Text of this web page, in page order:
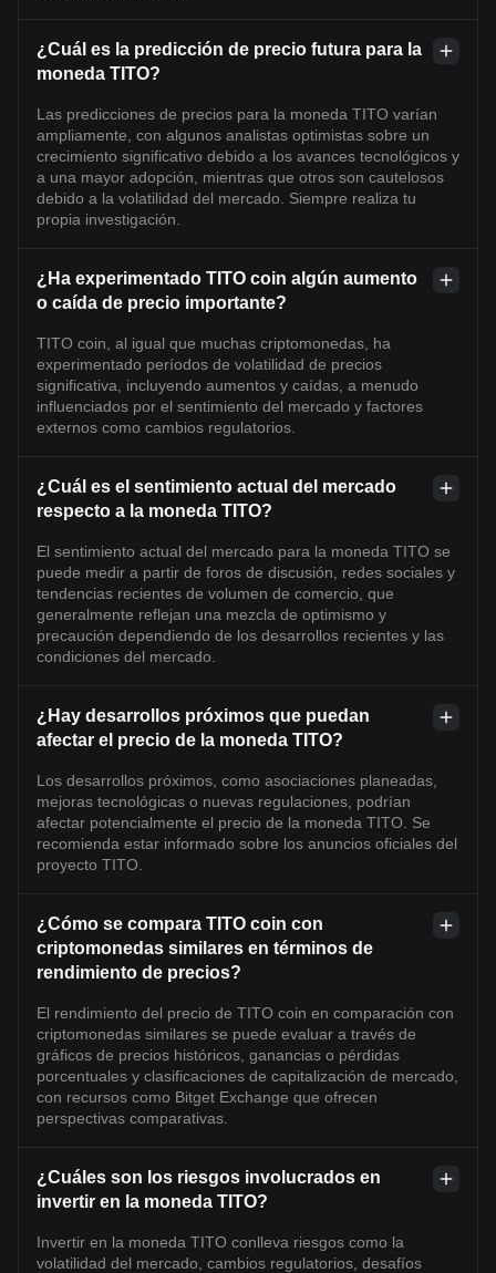
¿Cuál es la predicción de precio futura para la
moneda TITO?
Las predicciones de precios para la moneda TITO varían
ampliamente, con algunos analistas optimistas sobre un
crecimiento significativo debido a los avances tecnológicos y
a una mayor adopción, mientras que otros son cautelosos
debido a la volatilidad del mercado. Siempre realiza tu
propia investigación.
¿Ha experimentado TITO coin algún aumento
o caída de precio importante?
TITO coin, al igual que muchas criptomonedas, ha
experimentado períodos de volatilidad de precios
significativa, incluyendo aumentos y caídas, a menudo
influenciados por el sentimiento del mercado y factores
externos como cambios regulatorios.
¿Cuál es el sentimiento actual del mercado
respecto a la moneda TITO?
El sentimiento actual del mercado para la moneda TITO se
puede medir a partir de foros de discusión, redes sociales y
tendencias recientes de volumen de comercio, que
generalmente reflejan una mezcla de optimismo y
precaución dependiendo de los desarrollos recientes y las
condiciones del mercado.
¿Hay desarrollos próximos que puedan
afectar el precio de la moneda TITO?
Los desarrollos próximos, como asociaciones planeadas,
mejoras tecnológicas o nuevas regulaciones, podrían
afectar potencialmente el precio de la moneda TITO. Se
recomienda estar informado sobre los anuncios oficiales del
proyecto TITO.
¿Cómo se compara TITO coin con
criptomonedas similares en términos de
rendimiento de precios?
El rendimiento del precio de TITO coin en comparación con
criptomonedas similares se puede evaluar a través de
gráficos de precios históricos, ganancias o pérdidas
porcentuales y clasificaciones de capitalización de mercado,
con recursos como Bitget Exchange que ofrecen
perspectivas comparativas.
¿Cuáles son los riesgos involucrados en
invertir en la moneda TITO?
Invertir en la moneda TITO conlleva riesgos como la
volatilidad del mercado, cambios regulatorios, desafíos